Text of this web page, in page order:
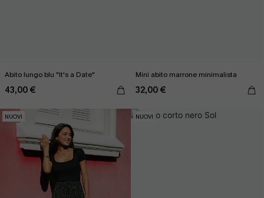
Abito lungo blu "It's a Date"
43,00 €
Mini abito marrone minimalista
32,00 €
NUOVI NUOVI